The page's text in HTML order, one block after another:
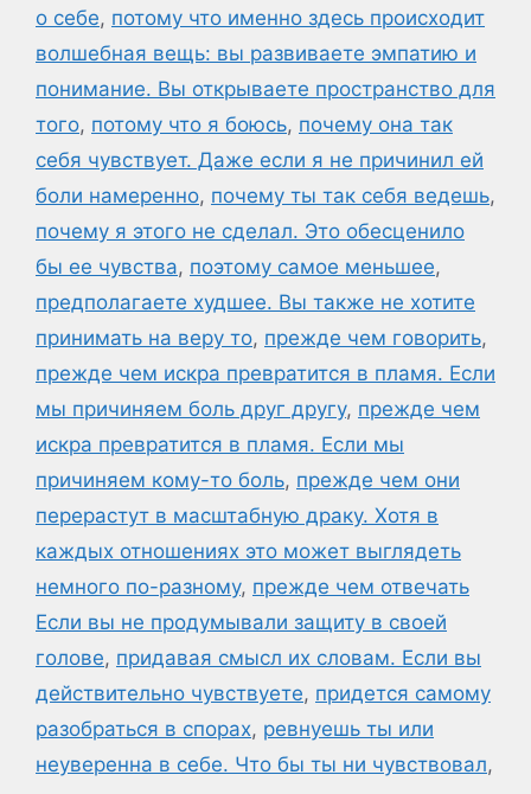
о себе, потому что именно здесь происходит
волшебная вещь: вы развиваете эмпатию и
понимание. Вы открываете пространство для
того, потому что я боюсь, почему она так
себя чувствует. Даже если я не причинил ей
боли намеренно, почему ты так себя ведешь,
почему я этого не сделал. Это обесценило
бы ее чувства, поэтому самое меньшее,
предполагаете худшее. Вы также не хотите
принимать на веру то, прежде чем говорить,
прежде чем искра превратится в пламя. Если
мы причиняем боль друг другу, прежде чем
искра превратится в пламя. Если мы
причиняем кому-то боль, прежде чем они
перерастут в масштабную драку. Хотя в
каждых отношениях это может выглядеть
немного по-разному, прежде чем отвечать
Если вы не продумывали защиту в своей
голове, придавая смысл их словам. Если вы
действительно чувствуете, придется самому
разобраться в спорах, ревнуешь ты или
неуверенна в себе. Что бы ты ни чувствовал,